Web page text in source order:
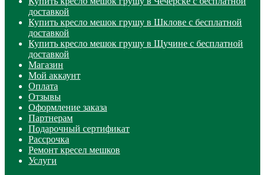
доставкой
Купить кресло мешок грушу в Шклове с бесплатной
доставкой
Купить кресло мешок грушу в Щучине с бесплатной
доставкой
Магазин
Мой аккаунт
Оплата
Отзывы
Оформление заказа
Партнерам
Подарочный сертификат
Рассрочка
Ремонт кресел мешков
Услуги